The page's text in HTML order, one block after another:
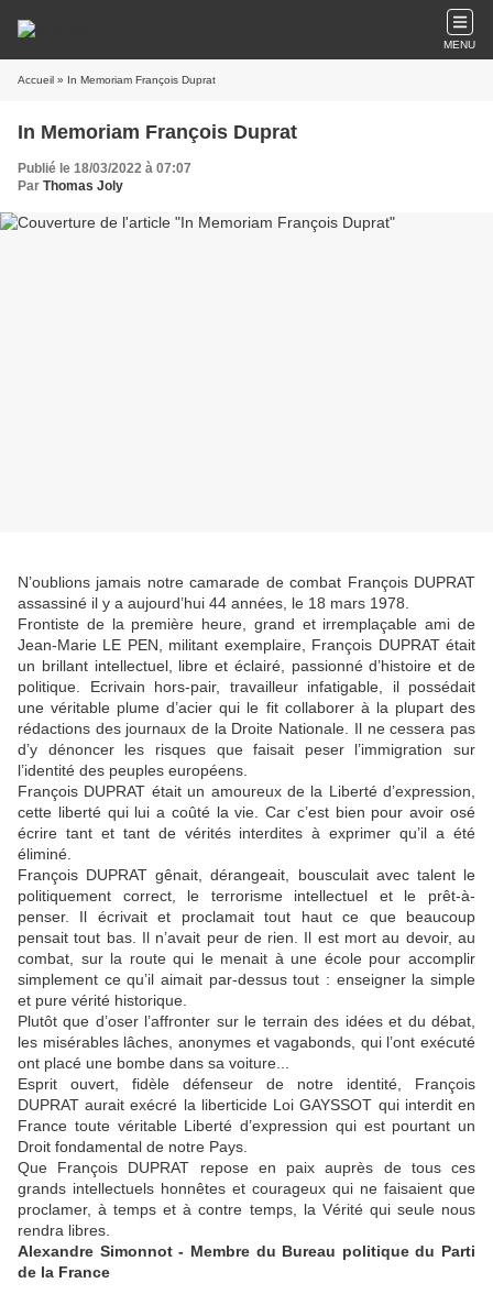
MENU
Accueil » In Memoriam François Duprat
In Memoriam François Duprat
Publié le 18/03/2022 à 07:07
Par Thomas Joly
N’oublions jamais notre camarade de combat François DUPRAT
assassiné il y a aujourd’hui 44 années, le 18 mars 1978.
Frontiste de la première heure, grand et irremplaçable ami de
Jean-Marie LE PEN, militant exemplaire, François DUPRAT était
un brillant intellectuel, libre et éclairé, passionné d’histoire et de
politique. Ecrivain hors-pair, travailleur infatigable, il possédait
une véritable plume d’acier qui le fit collaborer à la plupart des
rédactions des journaux de la Droite Nationale. Il ne cessera pas
d’y dénoncer les risques que faisait peser l’immigration sur
l’identité des peuples européens.
François DUPRAT était un amoureux de la Liberté d’expression,
cette liberté qui lui a coûté la vie. Car c’est bien pour avoir osé
écrire tant et tant de vérités interdites à exprimer qu’il a été
éliminé.
François DUPRAT gênait, dérangeait, bousculait avec talent le
politiquement correct, le terrorisme intellectuel et le prêt-à-
penser. Il écrivait et proclamait tout haut ce que beaucoup
pensait tout bas. Il n’avait peur de rien. Il est mort au devoir, au
combat, sur la route qui le menait à une école pour accomplir
simplement ce qu’il aimait par-dessus tout : enseigner la simple
et pure vérité historique.
Plutôt que d’oser l’affronter sur le terrain des idées et du débat,
les misérables lâches, anonymes et vagabonds, qui l’ont exécuté
ont placé une bombe dans sa voiture...
Esprit ouvert, fidèle défenseur de notre identité, François
DUPRAT aurait exécré la liberticide Loi GAYSSOT qui interdit en
France toute véritable Liberté d’expression qui est pourtant un
Droit fondamental de notre Pays.
Que François DUPRAT repose en paix auprès de tous ces
grands intellectuels honnêtes et courageux qui ne faisaient que
proclamer, à temps et à contre temps, la Vérité qui seule nous
rendra libres.
Alexandre Simonnot - Membre du Bureau politique du Parti
de la France